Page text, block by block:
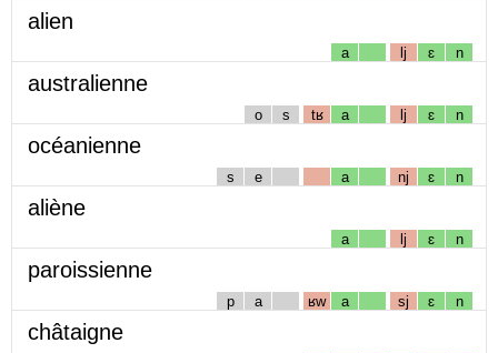
alien
a lj ɛ n
australienne
o s tʁ a lj ɛ n
océanienne
s e a nj ɛ n
aliène
a lj ɛ n
paroissienne
p a ʁw a sj ɛ n
châtaigne